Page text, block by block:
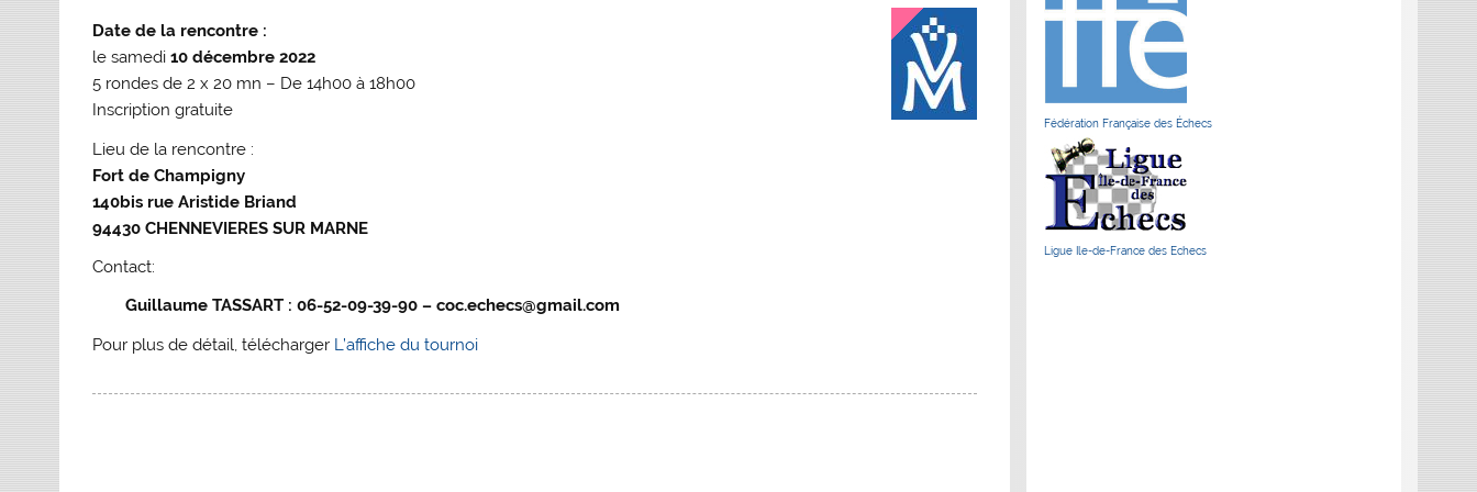
Date de la rencontre :
le samedi10 décembre 2022
5 rondes de 2 x 20 mn – De 14h00 à 18h00
Inscription gratuite
Lieu de la rencontre :
Fort de Champigny
140bis rue Aristide Briand
94430 CHENNEVIERES SUR MARNE
Contact:
Guillaume TASSART : 06-52-09-39-90 – coc.echecs@gmail.com
Pour plus de détail, télécharger L’affiche du tournoi
Fédération Française des Échecs
Ligue Ile-de-France des Echecs